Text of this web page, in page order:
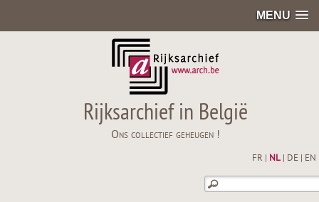
MENU
Rijksarchief in België
Ons collectief geheugen !
FR NL| DE EN